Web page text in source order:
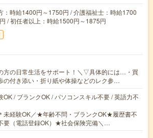
：時給1400円～1750円 / 介護福祉士：時給1700
/ 初任者以上：時給1500円～1875円
方の日常生活をサポート！＼▽具体的には…・買
の付き添い・折り紙や体操などのレク参…
OK / ブランクOK / パソコンスキル不要 / 英語力不
未経験OK／★年齢不問・ブランクOK★履歴書不
要（電話登録OK）★社会保険完備＼…